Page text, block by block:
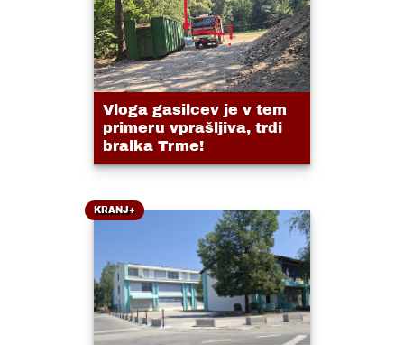
Vloga gasilcev je v tem
primeru vprašljiva, trdi
bralka Trme!
KRANJ+